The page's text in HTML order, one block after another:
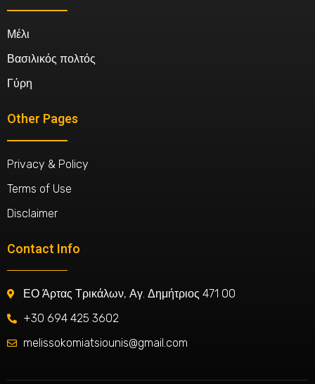
Μέλι
Βασιλικός πολτός
Γύρη
Other Pages
Privacy & Policy
Terms of Use
Disclaimer
Contact Info
ΕΟ Άρτας Τρικάλων, Αγ. Δημήτριος 471 00
+30 694 425 3602
melissokomiatsiounis@gmail.com